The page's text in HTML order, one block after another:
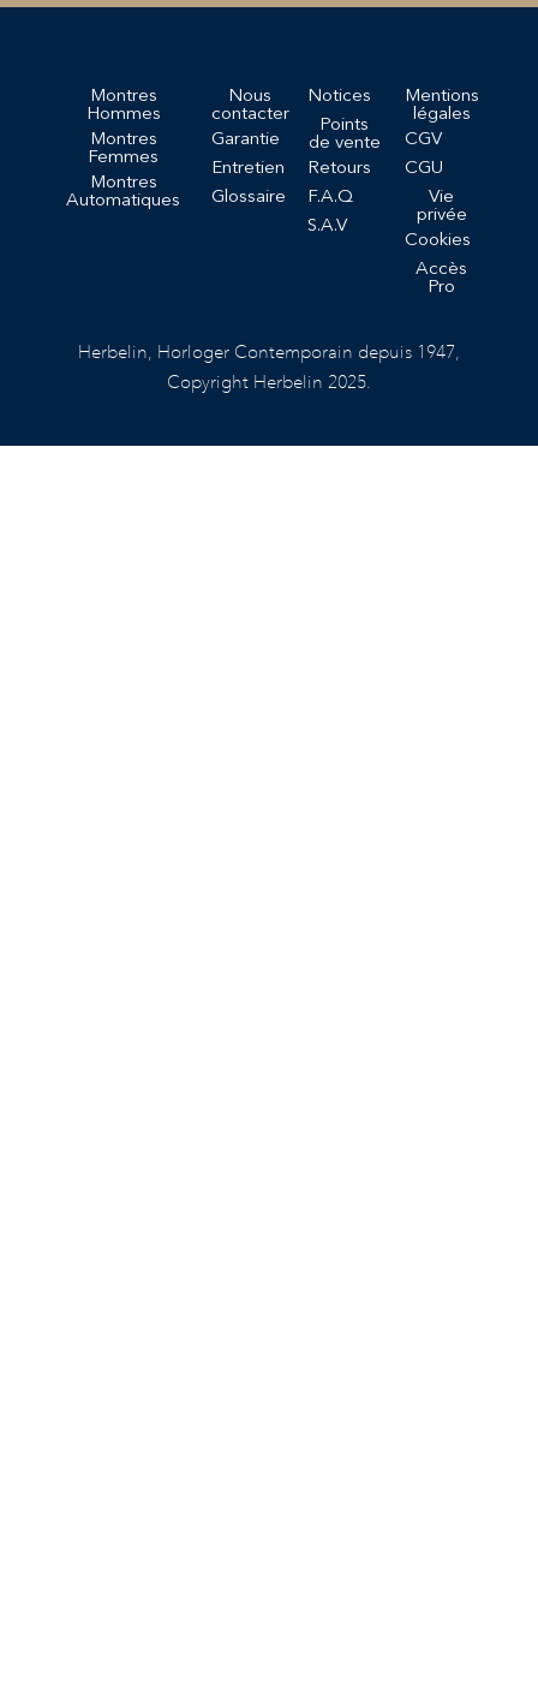
Montres
Hommes
Montres
Femmes
Montres
Automatiques
Nous
contacter
Garantie
Entretien
Glossaire
Notices
Points
de vente
Retours
F.A.Q
S.A.V
Mentions
légales
CGV
CGU
Vie
privée
Cookies
Accès
Pro
Herbelin, Horloger Contemporain depuis 1947,
Copyright Herbelin 2025.